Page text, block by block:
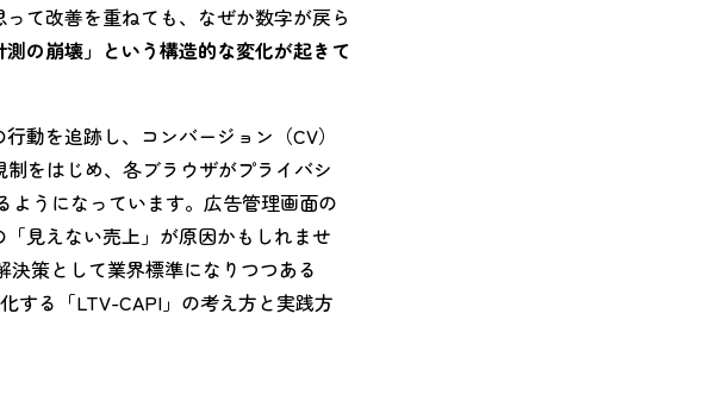
て改善を重ねても、なぜか数字が戻ら
の崩壊」という構造的な変化が起きて
動を追跡し、コンバージョン（CV）
をはじめ、各ブラウザがプライバシ
ようになっています。広告管理画面の
見えない売上」が原因かもしれませ
策として業界標準になりつつある
する「LTV-CAPI」の考え方と実践方